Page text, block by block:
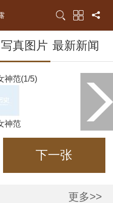
写真图片 最新新闻
神范(1/5)
神范
下一张
更多>>